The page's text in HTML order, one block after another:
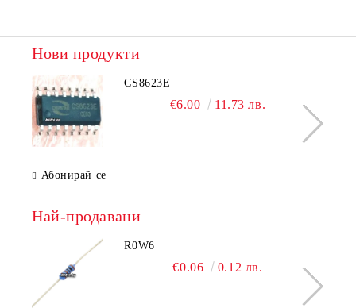
Нови продукти
CS8623E
€6.00 11.73 лв.
Абонирай се
Най-продавани
R0W6
€0.06 0.12 лв.